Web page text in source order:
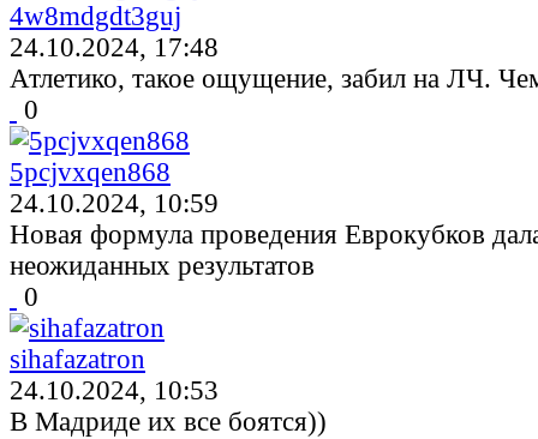
4w8mdgdt3guj
24.10.2024, 17:48
Атлетико, такое ощущение, забил на ЛЧ.
0
5pcjvxqen868
24.10.2024, 10:59
Новая формула проведения Еврокубков
неожиданных результатов
0
sihafazatron
24.10.2024, 10:53
В Мадриде их все боятся))